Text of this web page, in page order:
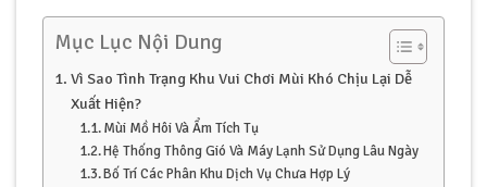
Mục Lục Nội Dung
Vì Sao Tình Trạng Khu Vui Chơi Mùi Khó Chịu Lại Dễ
Xuất Hiện?
Mùi Mồ Hôi Và Ẩm Tích Tụ
Hệ Thống Thông Gió Và Máy Lạnh Sử Dụng Lâu Ngày
Bố Trí Các Phân Khu Dịch Vụ Chưa Hợp Lý